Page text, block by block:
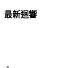
最新迴響